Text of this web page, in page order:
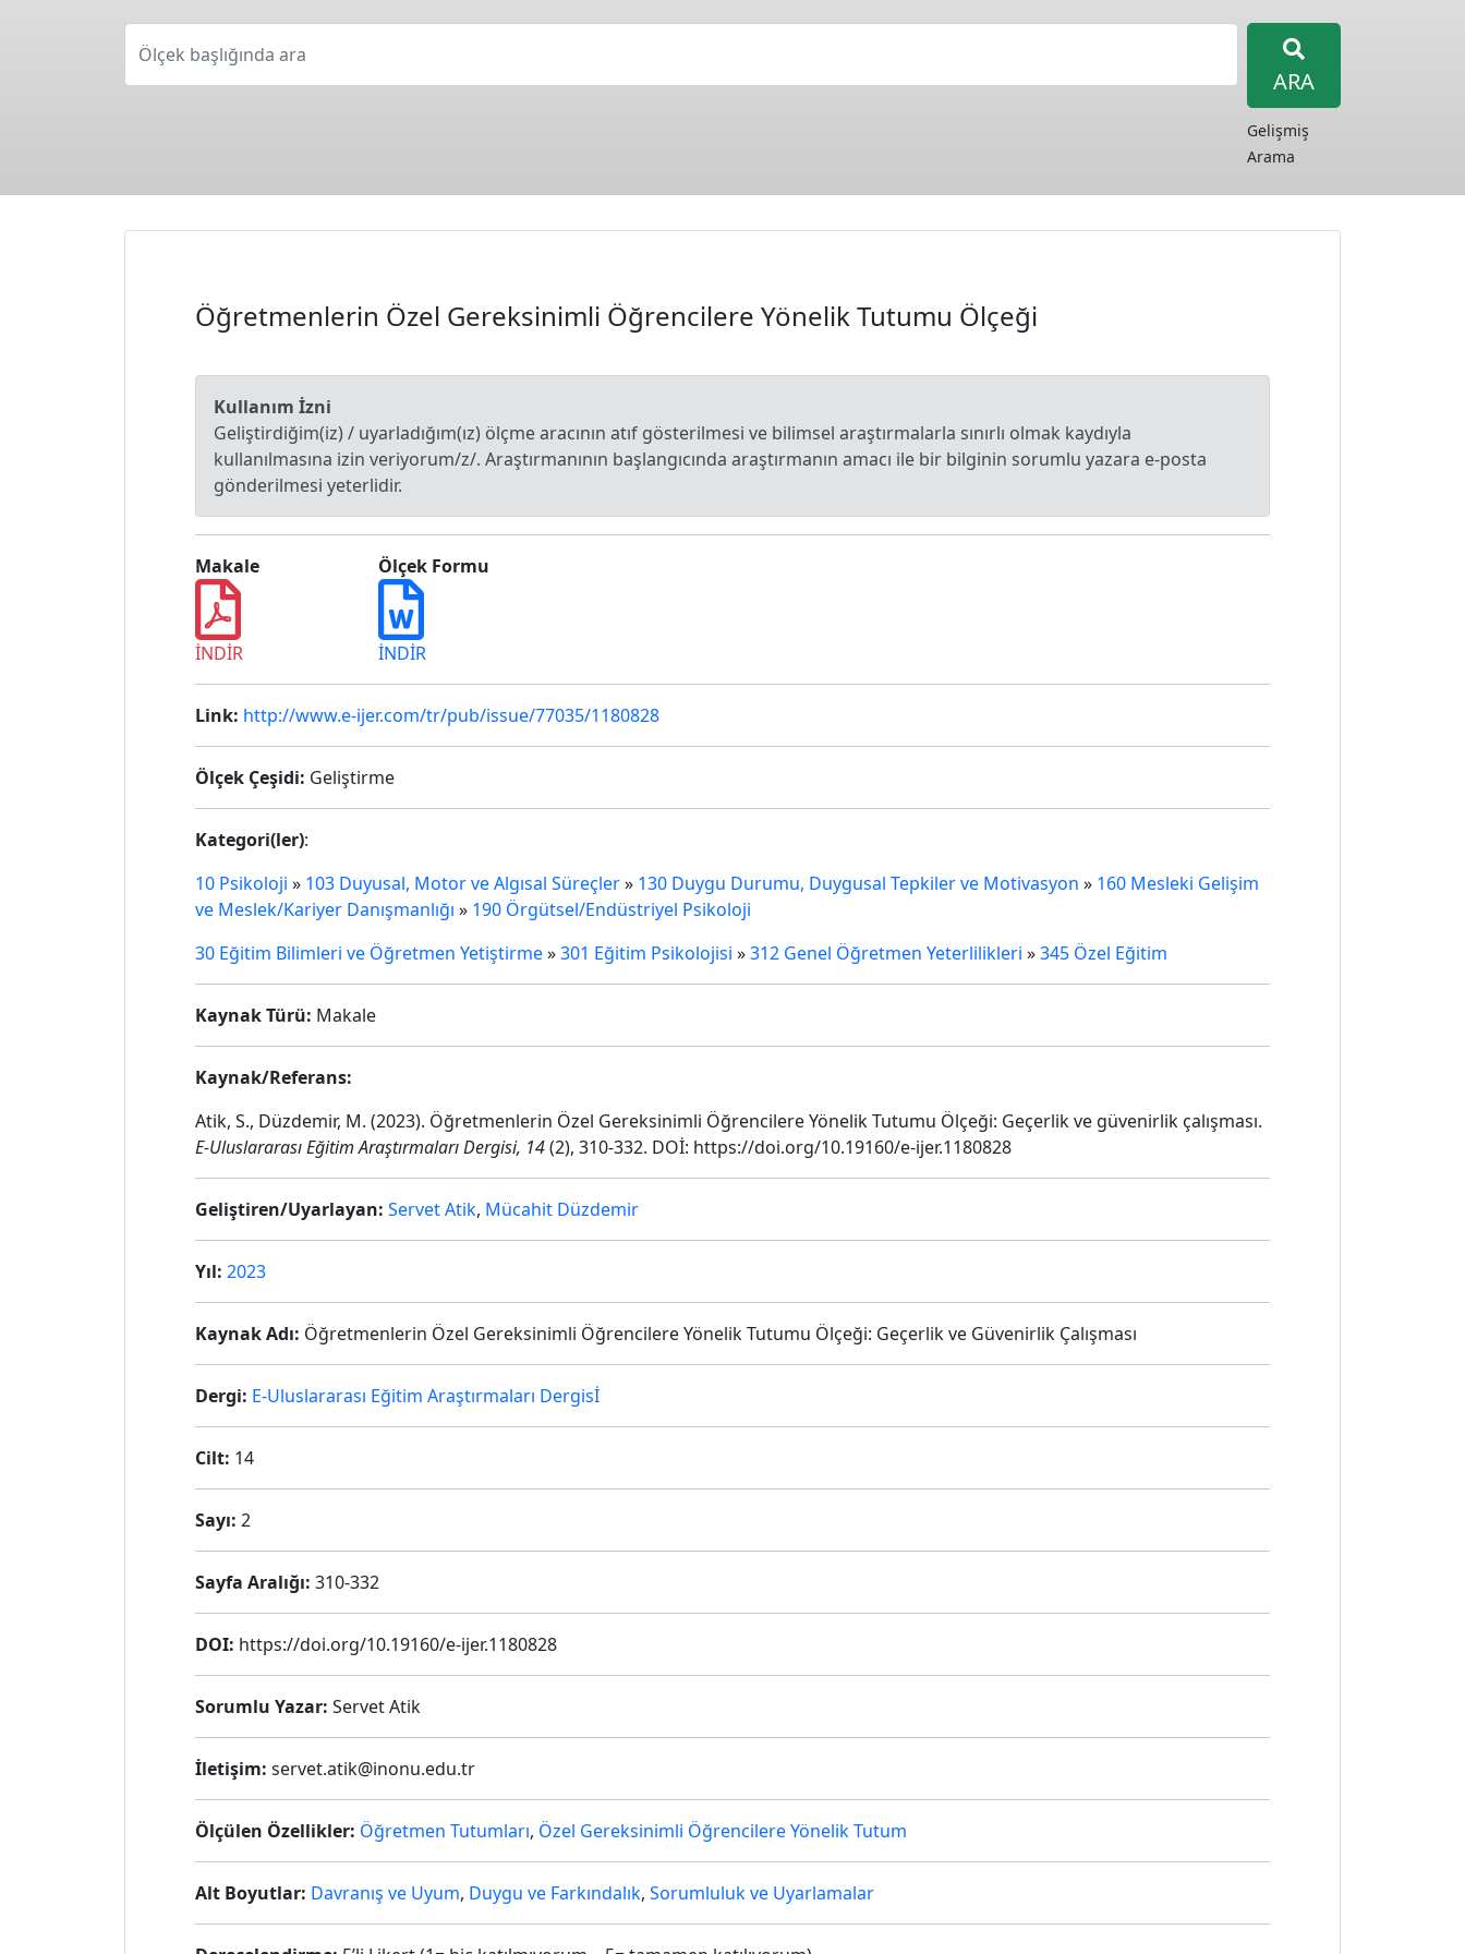
Ölçek başlığında ara
ARA
Gelişmiş
Arama
Öğretmenlerin Özel Gereksinimli Öğrencilere Yönelik Tutumu Ölçeği
Kullanım İzni
Geliştirdiğim(iz) / uyarladığım(ız) ölçme aracının atıf gösterilmesi ve bilimsel araştırmalarla sınırlı olmak kaydıyla
kullanılmasına izin veriyorum/z/. Araştırmanının başlangıcında araştırmanın amacı ile bir bilginin sorumlu yazara e-posta
gönderilmesi yeterlidir.
Makale
İNDİR
Ölçek Formu
İNDİR
Link: http://www.e-ijer.com/tr/pub/issue/77035/1180828
Ölçek Çeşidi: Geliştirme
Kategori(ler):
10 Psikoloji » 103 Duyusal, Motor ve Algısal Süreçler» 130 Duygu Durumu, Duygusal Tepkiler ve Motivasyon » 160 Mesleki Gelişim
ve Meslek/Kariyer Danışmanlığı » 190 Örgütsel/Endüstriyel Psikoloji
30 Eğitim Bilimleri ve Öğretmen Yetiştirme»301 Eğitim Psikolojisi »312 Genel Öğretmen Yeterlilikleri »345 Özel Eğitim
Kaynak Türü: Makale
Kaynak/Referans:
Atik, S., Düzdemir, M. (2023). Öğretmenlerin Özel Gereksinimli Öğrencilere Yönelik Tutumu Ölçeği: Geçerlik ve güvenirlik çalışması.
E-Uluslararası Eğitim Araştırmaları Dergisi, 14(2), 310-332. DOİ: https://doi.org/10.19160/e-ijer.1180828
Geliştiren/Uyarlayan: Servet Atik, Mücahit Düzdemir
Yıl: 2023
Kaynak Adı: Öğretmenlerin Özel Gereksinimli Öğrencilere Yönelik Tutumu Ölçeği: Geçerlik ve Güvenirlik Çalışması
Dergi: E-Uluslararası Eğitim Araştırmaları Dergisİ
Cilt: 14
Sayı: 2
Sayfa Aralığı: 310-332
DOI: https://doi.org/10.19160/e-ijer.1180828
Sorumlu Yazar: Servet Atik
İletişim: servet.atik@inonu.edu.tr
Ölçülen Özellikler: Öğretmen Tutumları, Özel Gereksinimli Öğrencilere Yönelik Tutum
Alt Boyutlar: Davranış ve Uyum, Duygu ve Farkındalık, Sorumluluk ve Uyarlamalar